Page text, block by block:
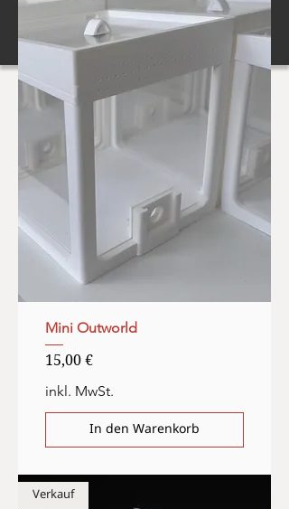
Mini Outworld
Preis
15,00 €
inkl. MwSt.
In den Warenkorb
Verkauf